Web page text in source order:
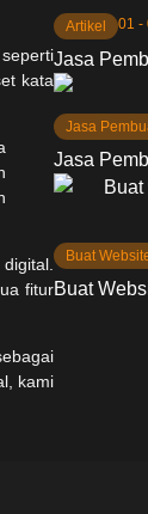
kata
fitur
kami
Artikel 01 -
Jasa
Jasa
Jasa
Buat
Buat